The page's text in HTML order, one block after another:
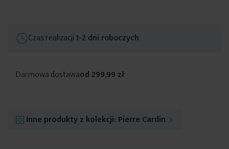
Czas realizacji1-2 dni roboczych
Darmowa dostawaod 299,99 zł
Inne produkty z kolekcji: Pierre Cardin